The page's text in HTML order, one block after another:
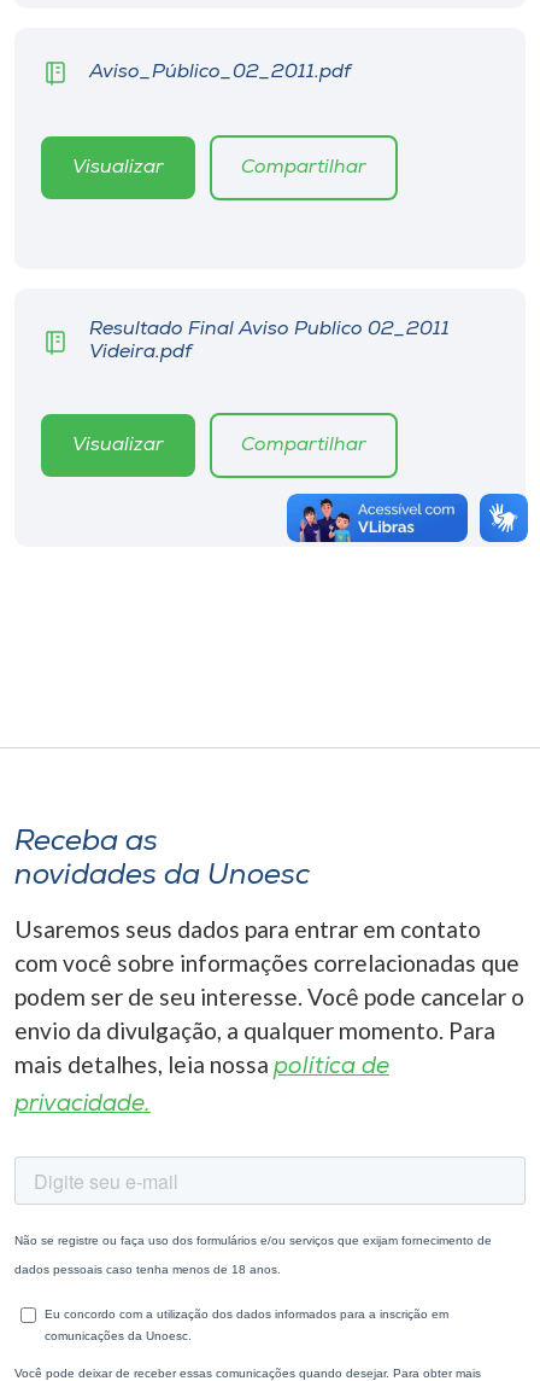
Aviso_Público_02_2011.pdf
Visualizar Compartilhar
Resultado Final Aviso Publico 02_2011
Videira.pdf
Visualizar Compartilhar
Receba as
novidades da Unoesc
Usaremos seus dados para entrar em contato
com você sobre informações correlacionadas que
podem ser de seu interesse. Você pode cancelar o
envio da divulgação, a qualquer momento. Para
mais detalhes, leia nossa política de
privacidade.